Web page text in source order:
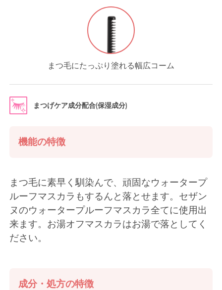
まつ毛にたっぷり塗れる幅広コーム
まつげケア成分配合(保湿成分)
機能の特徴
まつ毛に素早く馴染んで、頑固なウォータープ
ルーフマスカラもするんと落とせます。セザン
ヌのウォータープルーフマスカラ全てに使用出
来ます。お湯オフマスカラはお湯で落としてく
ださい。
成分・処方の特徴